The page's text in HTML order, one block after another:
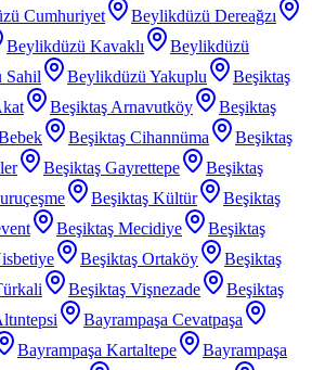
Cumhuriyet
Beylikdüzü Dereağzı
Beylikdüzü Kavaklı
Beylikdüzü
Sahil Beylikdüzü Yakuplu
Beşiktaş
Beşiktaş Arnavutköy
Beşiktaş
Beşiktaş Cihannüma
Beşiktaş
Beşiktaş Gayrettepe
Beşiktaş
Beşiktaş Kültür
Beşiktaş
Beşiktaş Mecidiye
Beşiktaş
Beşiktaş Ortaköy
Beşiktaş
Beşiktaş Vişnezade
Beşiktaş
Bayrampaşa Cevatpaşa
Bayrampaşa Kartaltepe
Bayrampaşa